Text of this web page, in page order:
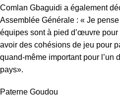
Comlan Gbaguidi a également
Assemblée Générale : « Je pense
équipes sont à pied d’œuvre
avoir des cohésions de jeu pour
quand-même important pour l’un
pays».
Paterne Goudou